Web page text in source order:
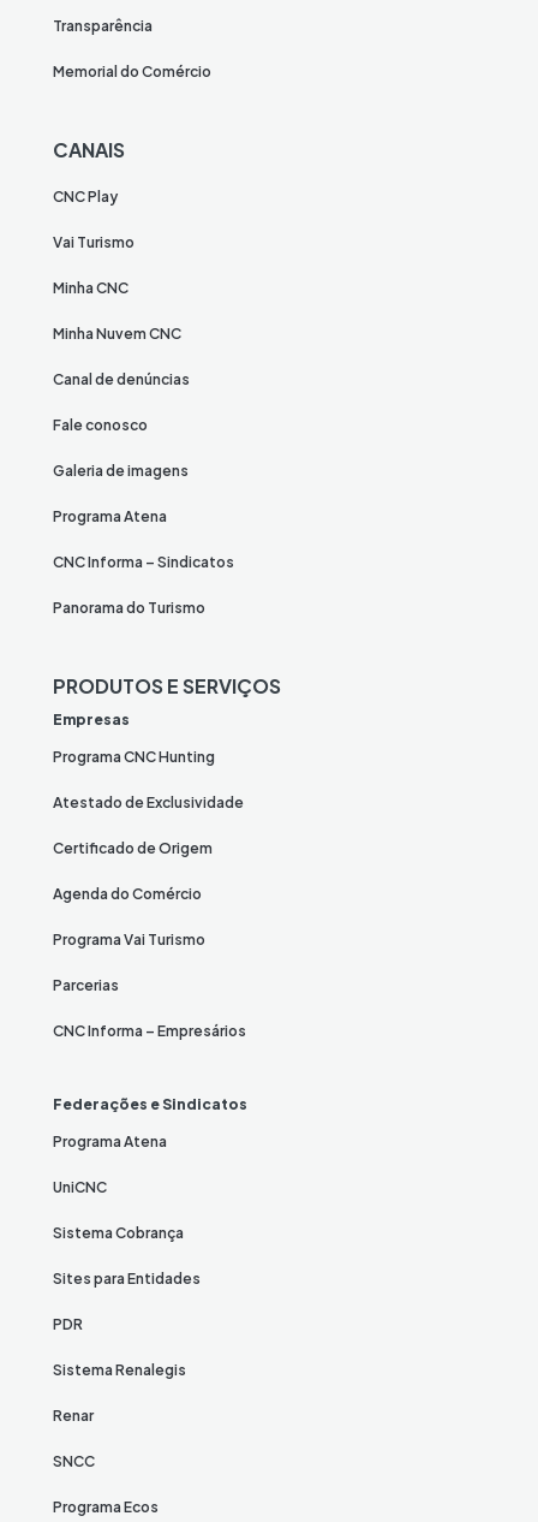
Transparência
Memorial do Comércio
CANAIS
CNC Play
Vai Turismo
Minha CNC
Minha Nuvem CNC
Canal de denúncias
Fale conosco
Galeria de imagens
Programa Atena
CNC Informa – Sindicatos
Panorama do Turismo
PRODUTOS E SERVIÇOS
Empresas
Programa CNC Hunting
Atestado de Exclusividade
Certificado de Origem
Agenda do Comércio
Programa Vai Turismo
Parcerias
CNC Informa – Empresários
Federações e Sindicatos
Programa Atena
UniCNC
Sistema Cobrança
Sites para Entidades
PDR
Sistema Renalegis
Renar
SNCC
Programa Ecos